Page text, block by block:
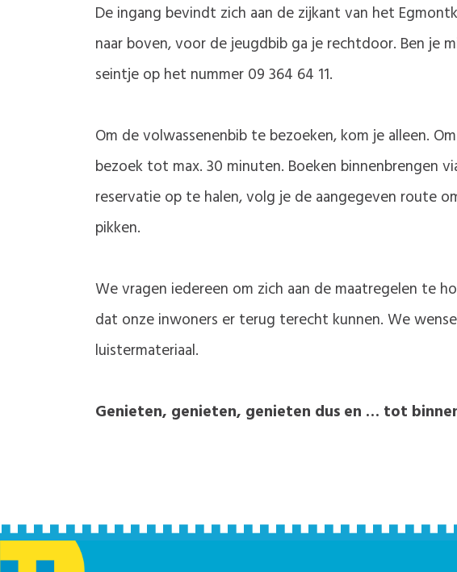
De ingang bevindt zich aan de zijkant van het
naar boven, voor de jeugdbib ga je rechtdoor. Ben je
seintje op het nummer 09 364 64 11.
Om de volwassenenbib te bezoeken, kom je alleen.
bezoek tot max. 30 minuten. Boeken binnenbrengen
reservatie op te halen, volg je de aangegeven route
pikken.
We vragen iedereen om zich aan de maatregelen te
dat onze inwoners er terug terecht kunnen. We
luistermateriaal.
Genieten, genieten, genieten dus en … tot